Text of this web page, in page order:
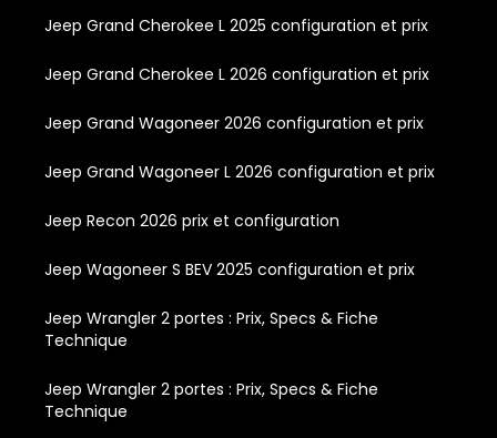
Jeep Grand Cherokee L 2025 configuration et prix
Jeep Grand Cherokee L 2026 configuration et prix
Jeep Grand Wagoneer 2026 configuration et prix
Jeep Grand Wagoneer L 2026 configuration et prix
Jeep Recon 2026 prix et configuration
Jeep Wagoneer S BEV 2025 configuration et prix
Jeep Wrangler 2 portes : Prix, Specs & Fiche
Technique
Jeep Wrangler 2 portes : Prix, Specs & Fiche
Technique